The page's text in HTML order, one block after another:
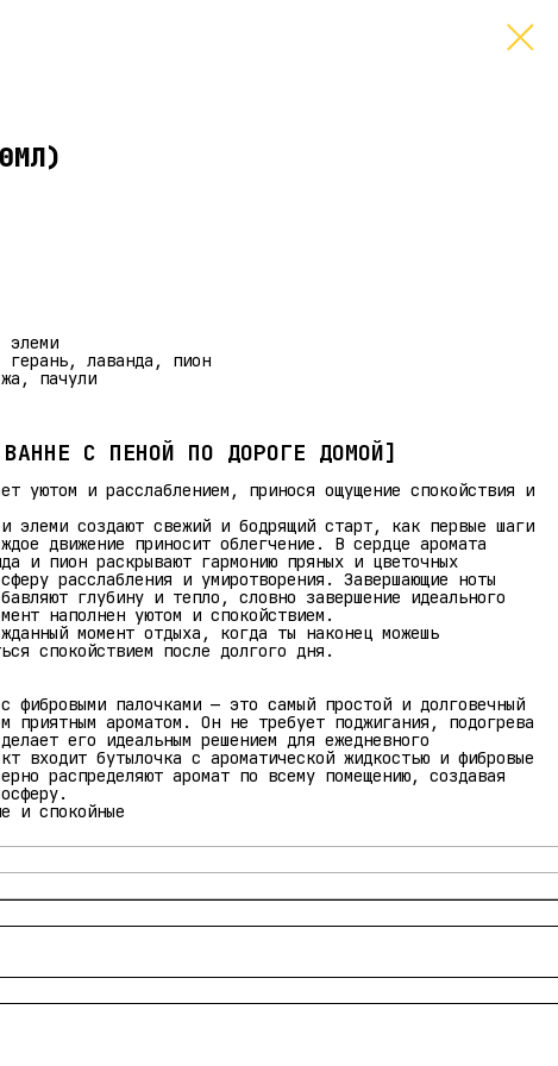
элеми
герань, лаванда, пион
пачули
С ПЕНОЙ ПО ДОРОГЕ ДОМОЙ]
уютом и расслаблением, принося ощущение спокойствия и
элеми создают свежий и бодрящий старт, как первые шаги
движение приносит облегчение. В сердце аромата
и пион раскрывают гармонию пряных и цветочных
расслабления и умиротворения. Завершающие ноты
глубину и тепло, словно завершение идеального
наполнен уютом и спокойствием.
момент отдыха, когда ты наконец можешь
спокойствием после долгого дня.
фибровыми палочками — это самый простой и долговечный
приятным ароматом. Он не требует поджигания, подогрева
его идеальным решением для ежедневного
входит бутылочка с ароматической жидкостью и фибровые
распределяют аромат по всему помещению, создавая
и спокойные